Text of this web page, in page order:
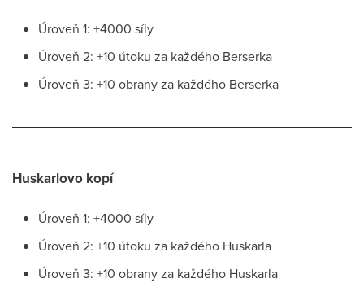
Úroveň 1: +4000 síly
Úroveň 2: +10 útoku za každého Berserka
Úroveň 3: +10 obrany za každého Berserka
Huskarlovo kopí
Úroveň 1: +4000 síly
Úroveň 2: +10 útoku za každého Huskarla
Úroveň 3: +10 obrany za každého Huskarla